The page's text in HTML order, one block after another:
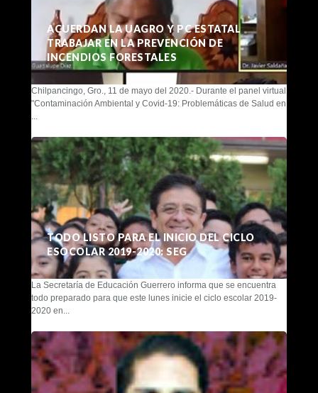
ACUERDAN LA UAGRO Y PC ESTATAL
TRABAJAR EN LA PREVENCIÓN DE
INCENDIOS FORESTALES
Chilpancingo, Gro., 11 de mayo del 2020.- Durante el panel virtual
"Contaminación Ambiental y Covid-19: Problemáticas de Salud en
...
TODO LISTO PARA EL INICIO DEL CICLO
ESOCOLAR 2019-2020: SEG
La Secretaría de Educación Guerrero informa que se encuentra
todo preparado para que este lunes inicie el ciclo escolar 2019-
2020 en...